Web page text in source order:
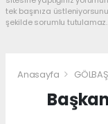
tek başınıza
şekilde sorumlu tutulamaz.
Anasayfa